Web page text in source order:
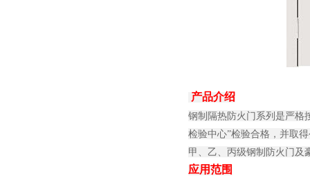
产品介绍
钢制隔热防火门系列是严格
检验中心”检验合格，并取
甲、乙、丙级钢制防火门及
应用范围